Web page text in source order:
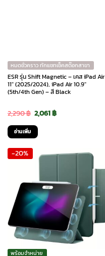
หมดชั่วคราว ทักแชทเช็คสต๊อกสาขา
ESR รุ่น Shift Magnetic – เคส iPad Air
11″ (2025/2024), iPad Air 10.9″
(5th/4th Gen) – สี Black
2,290฿ Original
price
was:
2,290 ฿.
2,061฿Current
2,061 ฿.
อ่านเพิ่ม
-20%
พร้อมจำหน่าย